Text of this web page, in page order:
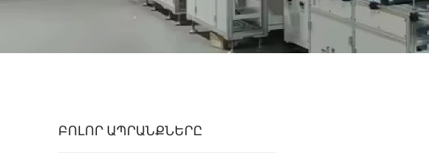
ԲՈԼՈՐ ԱՊՐԱՆՔՆԵՐԸ